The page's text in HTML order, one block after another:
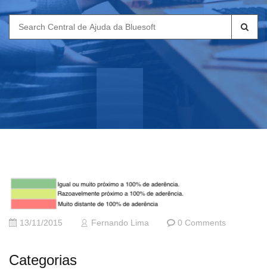
Search
for:
13/11/2015 Fernando Lima 0 Comments
Categorias